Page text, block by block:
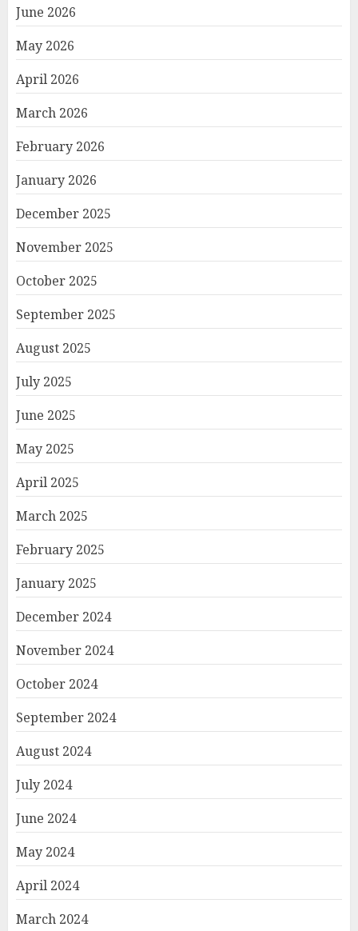
June 2026
May 2026
April 2026
March 2026
February 2026
January 2026
December 2025
November 2025
October 2025
September 2025
August 2025
July 2025
June 2025
May 2025
April 2025
March 2025
February 2025
January 2025
December 2024
November 2024
October 2024
September 2024
August 2024
July 2024
June 2024
May 2024
April 2024
March 2024